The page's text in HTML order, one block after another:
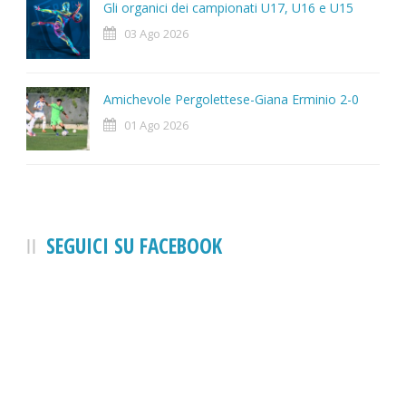
Gli organici dei campionati U17, U16 e U15
03 Ago 2026
Amichevole Pergolettese-Giana Erminio 2-0
01 Ago 2026
SEGUICI SU FACEBOOK